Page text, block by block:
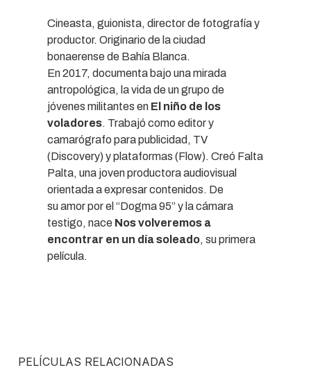
Cineasta, guionista, director de fotografía y
productor. Originario de la ciudad
bonaerense de Bahía Blanca.
En 2017, documenta bajo una mirada
antropológica, la vida de un grupo de
jóvenes militantes en El niño de los
voladores. Trabajó como editor y
camarógrafo para publicidad, TV
(Discovery) y plataformas (Flow). Creó Falta
Palta, una joven productora audiovisual
orientada a expresar contenidos. De
su amor por el “Dogma 95” y la cámara
testigo, nace Nos volveremos a
encontrar en un día soleado, su primera
película.
PELÍCULAS RELACIONADAS